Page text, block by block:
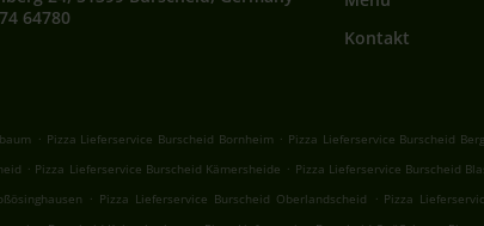
64780
Kontakt
. Pizza Lieferservice Burscheid Bornheim . Pizza Lieferservice Burscheid
. Pizza Lieferservice Burscheid Kämersheide . Pizza Lieferservice Burscheid
. Pizza Lieferservice Burscheid Oberlandscheid . Pizza